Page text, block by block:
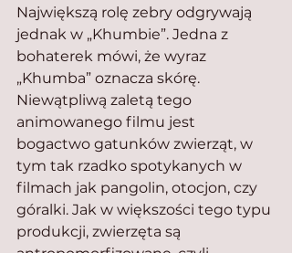
Największą rolę zebry odgrywają
jednak w „Khumbie”. Jedna z
bohaterek mówi, że wyraz
„Khumba” oznacza skórę.
Niewątpliwą zaletą tego
animowanego filmu jest
bogactwo gatunków zwierząt, w
tym tak rzadko spotykanych w
filmach jak pangolin, otocjon, czy
góralki. Jak w większości tego typu
produkcji, zwierzęta są